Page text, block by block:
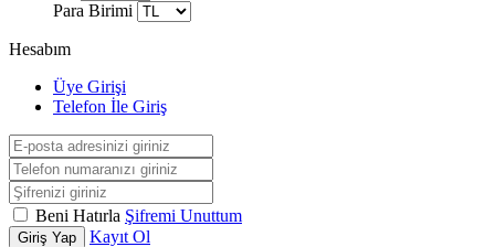
Para Birimi
Hesabım
Üye Girişi
Telefon İle Giriş
Beni Hatırla Şifremi Unuttum
Giriş Yap
Kayıt Ol